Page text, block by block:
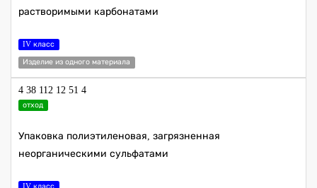
растворимыми карбонатами
IV класс
Изделие из одного материала
4 38 112 12 51 4
отход
Упаковка полиэтиленовая, загрязненная
неорганическими сульфатами
IV класс